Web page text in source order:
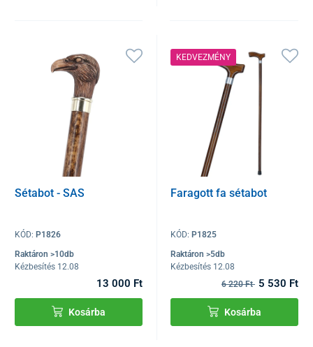
Sétabot - SAS
KÓD: P1826
Raktáron >10db
Kézbesítés 12.08
13 000 Ft
Kosárba
KEDVEZMÉNY
Faragott fa sétabot
KÓD: P1825
Raktáron >5db
Kézbesítés 12.08
6 220 Ft 5 530 Ft
Kosárba